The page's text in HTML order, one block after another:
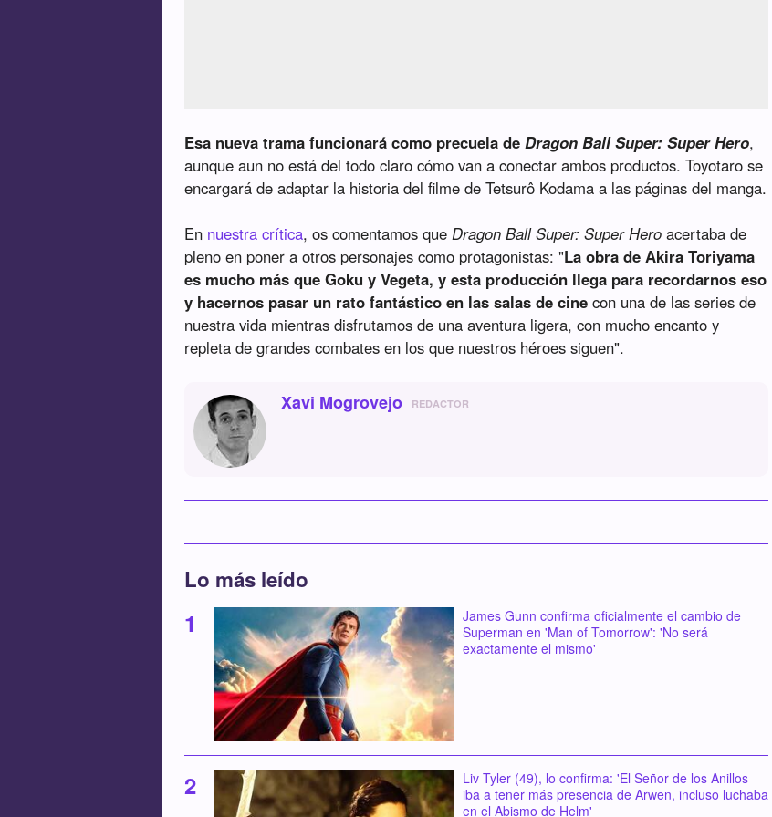
Esa nueva trama funcionará como precuela deDragon Ball Super: Super Hero,
aunque aun no está del todo claro cómo van a conectar ambos productos. Toyotaro se
encargará de adaptar la historia del filme de Tetsurô Kodama a las páginas del manga.
En nuestra crítica, os comentamos queDragon Ball Super: Super Hero acertaba de
pleno en poner a otros personajes como protagonistas: "La obra de Akira Toriyama
es mucho más que Goku y Vegeta, y esta producción llega para recordarnos eso
y hacernos pasar un rato fantástico en las salas de cine con una de las series de
nuestra vida mientras disfrutamos de una aventura ligera, con mucho encanto y
repleta de grandes combates en los que nuestros héroes siguen".
Xavi Mogrovejo REDACTOR
Lo más leído
James Gunn confirma oficialmente el cambio de
Superman en 'Man of Tomorrow': 'No será
exactamente el mismo'
Liv Tyler (49), lo confirma: 'El Señor de los Anillos
iba a tener más presencia de Arwen, incluso luchaba
en el Abismo de Helm'